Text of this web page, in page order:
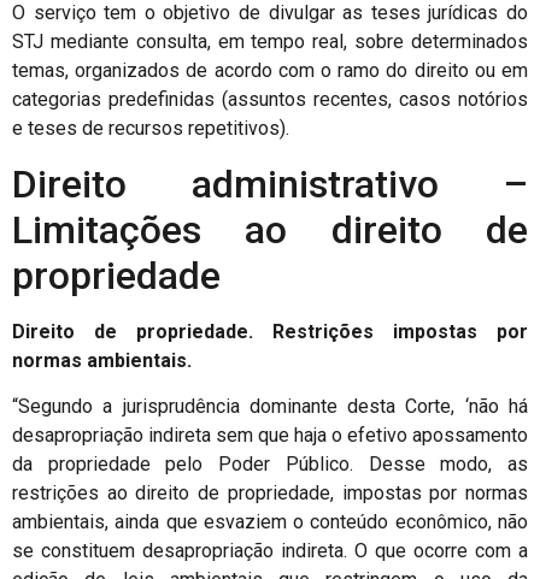
O serviço tem o objetivo de divulgar as teses jurídicas do
STJ mediante consulta, em tempo real, sobre determinados
temas, organizados de acordo com o ramo do direito ou em
categorias predefinidas (assuntos recentes, casos notórios
e teses de recursos repetitivos).
Direito administrativo –
Limitações ao direito de
propriedade
Direito de propriedade. Restrições impostas por
normas ambientais.
“Segundo a jurisprudência dominante desta Corte, ‘não há
desapropriação indireta sem que haja o efetivo apossamento
da propriedade pelo Poder Público. Desse modo, as
restrições ao direito de propriedade, impostas por normas
ambientais, ainda que esvaziem o conteúdo econômico, não
se constituem desapropriação indireta. O que ocorre com a